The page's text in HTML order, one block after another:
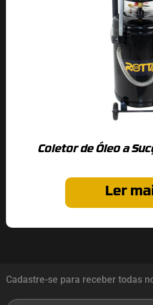
Coletor de Óleo a
Ler
Cadastre-se para receber todas